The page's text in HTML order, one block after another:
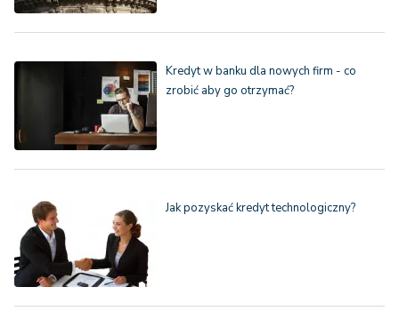
Kredyt w banku dla nowych firm - co
zrobić aby go otrzymać?
Jak pozyskać kredyt technologiczny?